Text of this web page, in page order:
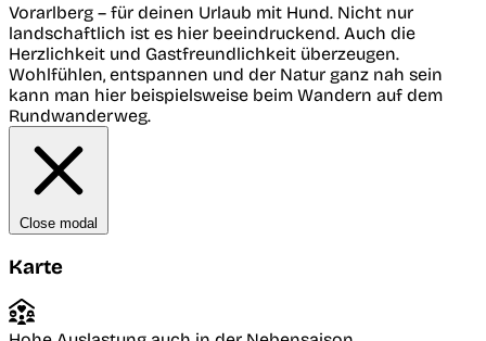
Vorarlberg – für deinen Urlaub mit Hund. Nicht nur
landschaftlich ist es hier beeindruckend. Auch die
Herzlichkeit und Gastfreundlichkeit überzeugen.
Wohlfühlen, entspannen und der Natur ganz nah sein
kann man hier beispielsweise beim Wandern auf dem
Rundwanderweg.
Close modal
Karte